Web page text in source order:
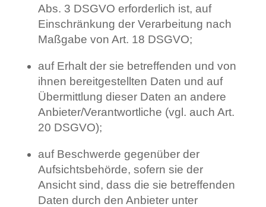
Abs. 3 DSGVO erforderlich ist, auf
Einschränkung der Verarbeitung nach
Maßgabe von Art. 18 DSGVO;
auf Erhalt der sie betreffenden und von
ihnen bereitgestellten Daten und auf
Übermittlung dieser Daten an andere
Anbieter/Verantwortliche (vgl. auch Art.
20 DSGVO);
auf Beschwerde gegenüber der
Aufsichtsbehörde, sofern sie der
Ansicht sind, dass die sie betreffenden
Daten durch den Anbieter unter